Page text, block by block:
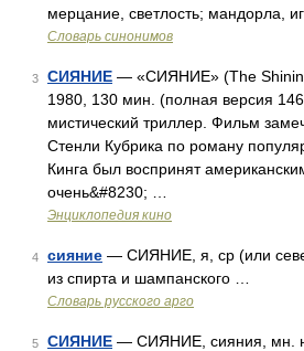
мерцание, светлость; мандорла,
Словарь синонимов
3 СИЯНИЕ — «СИЯНИЕ» (The
1980, 130 мин. (полная версия
мистический триллер. Фильм
Стенли Кубрика по роману
Кинга был воспринят
очень&#8230; …
Энциклопедия кино
4 сияние — СИЯНИЕ, я, ср (или
из спирта и шампанского …
Словарь русского арго
5 СИЯНИЕ — СИЯНИЕ, сияния, мн.